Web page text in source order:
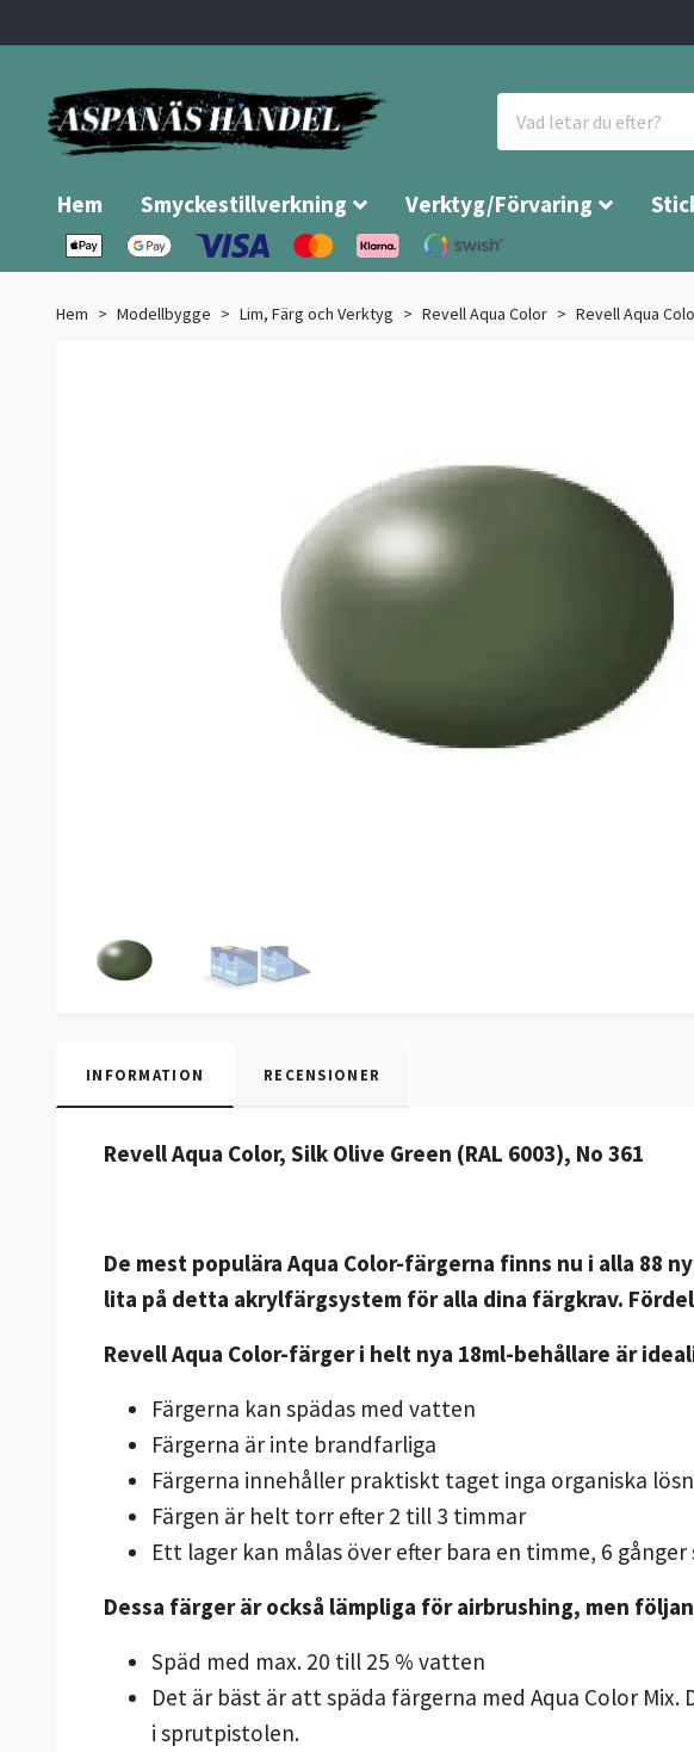
Hem Smyckestillverkning Verktyg/Förvaring
Hem Modellbygge Lim, Färg och Verktyg Revell Aqua Color Revell Aqua
INFORMATION RECENSIONER
Revell Aqua Color, Silk Olive Green (RAL 6003), No 361
De mest populära Aqua Color-färgerna finns nu i alla 88
lita på detta akrylfärgsystem för alla dina färgkrav.
Revell Aqua Color-färger i helt nya 18ml-behållare är
Färgerna kan spädas med vatten
Färgerna är inte brandfarliga
Färgerna innehåller praktiskt taget inga organiska
Färgen är helt torr efter 2 till 3 timmar
Ett lager kan målas över efter bara en timme, 6
Dessa färger är också lämpliga för airbrushing, men
Späd med max. 20 till 25 % vatten
Det är bäst är att späda färgerna med Aqua Color
i sprutpistolen.